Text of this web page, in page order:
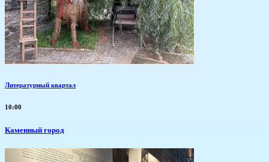
Литературный квартал
10:00
Каменный город